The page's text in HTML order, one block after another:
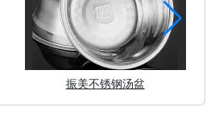
振美不锈钢汤盆